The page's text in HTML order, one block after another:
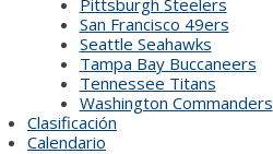
Pittsburgh Steelers
San Francisco 49ers
Seattle Seahawks
Tampa Bay Buccaneers
Tennessee Titans
Washington Commanders
Clasificación
Calendario